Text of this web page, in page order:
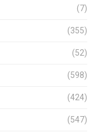
(7)
(355)
(52)
(598)
(424)
(547)